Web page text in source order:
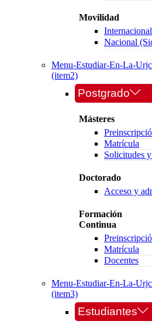
Movilidad
Internacional
Nacional
Menu-Estudiar-En-La-Urjc
(item2)
Postgrado
Másteres
Matrícula
Solicitudes
Doctorado
Acceso y
Formación
Continua
Matrícula
Docentes
Menu-Estudiar-En-La-Urjc
(item3)
Estudiantes